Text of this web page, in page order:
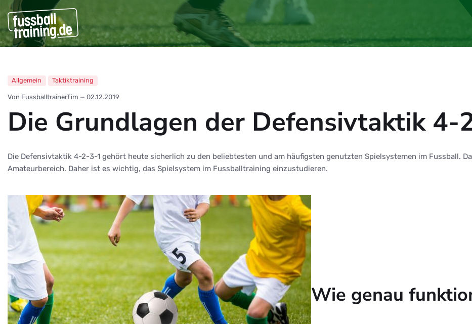
Allgemein Taktiktraining
Von FussballtrainerTim — 02.12.2019
Die Grundlagen der Defensivtaktik 4-
Die Defensivtaktik 4-2-3-1 gehört heute sicherlich zu den beliebtesten und am häufigsten genutzten Spielsystemen im Fussball.
Amateurbereich. Daher ist es wichtig, das Spielsystem im Fussballtraining einzustudieren.
Wie genau